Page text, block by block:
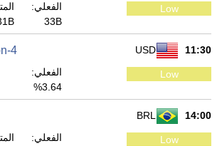
Low
الفعلي:
33B
11:30
USD
4-Week Bill Auction
Low
الفعلي:
3.64%
14:00
BRL
Low
الفعلي: